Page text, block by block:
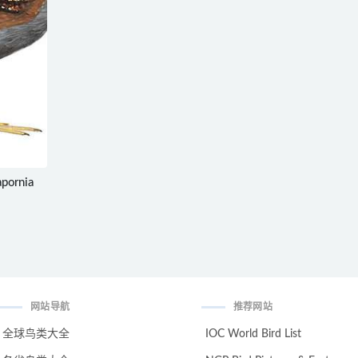
网站导航
全球鸟类大全
推荐网站
IOC World Bird List